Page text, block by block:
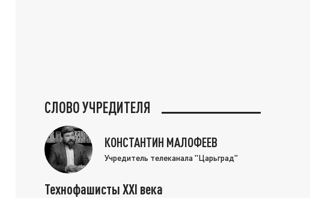
СЛОВО УЧРЕДИТЕЛЯ
КОНСТАНТИН МАЛОФЕЕВ
Учредитель телеканала "Царьград"
Технофашисты XXI века